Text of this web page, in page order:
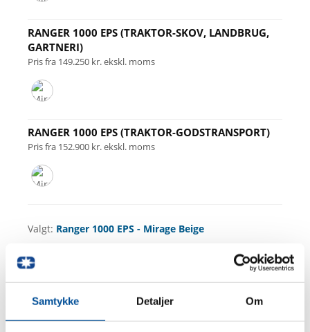
Samtykke Detaljer Om
RANGER 1000 EPS (TRAKTOR-SKOV, LANDBRUG,
GARTNERI)
Pris fra 149.250 kr. ekskl. moms
RANGER 1000 EPS (TRAKTOR-GODSTRANSPORT)
Pris fra 152.900 kr. ekskl. moms
Valgt: Ranger 1000 EPS - Mirage Beige
Se fakta